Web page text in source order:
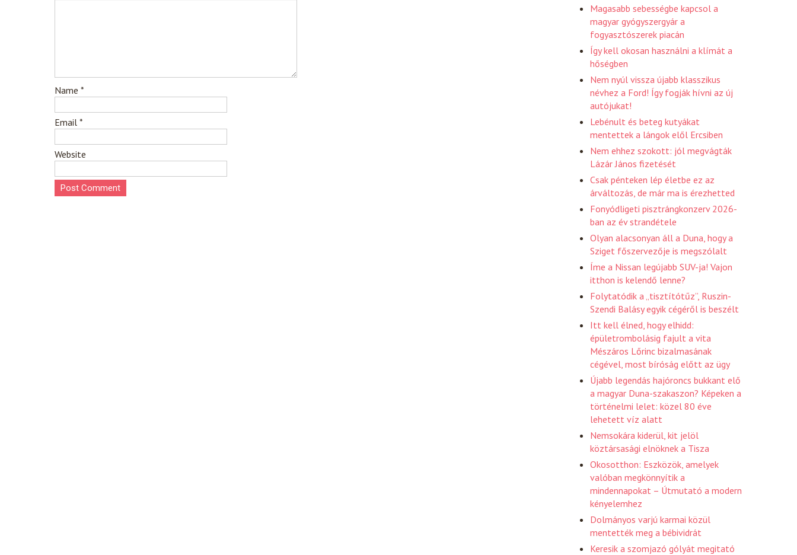
Name *
Email *
Website
Magasabb sebességbe kapcsol a
magyar gyógyszergyár a
fogyasztószerek piacán
Így kell okosan használni a klímát a
hőségben
Nem nyúl vissza újabb klasszikus
névhez a Ford! Így fogják hívni az új
autójukat!
Lebénult és beteg kutyákat
mentettek a lángok elől Ercsiben
Nem ehhez szokott: jól megvágták
Lázár János fizetését
Csak pénteken lép életbe ez az
árváltozás, de már ma is érezhetted
Fonyódligeti pisztrángkonzerv 2026-
ban az év strandétele
Olyan alacsonyan áll a Duna, hogy a
Sziget főszervezője is megszólalt
Íme a Nissan legújabb SUV-ja! Vajon
itthon is kelendő lenne?
Folytatódik a „tisztítótűz”, Ruszin-
Szendi Balásy egyik cégéről is beszélt
Itt kell élned, hogy elhidd:
épületrombolásig fajult a vita
Mészáros Lőrinc bizalmasának
cégével, most bíróság előtt az ügy
Újabb legendás hajóroncs bukkant elő
a magyar Duna-szakaszon? Képeken a
történelmi lelet: közel 80 éve
lehetett víz alatt
Nemsokára kiderül, kit jelöl
köztársasági elnöknek a Tisza
Okosotthon: Eszközök, amelyek
valóban megkönnyítik a
mindennapokat – Útmutató a modern
kényelemhez
Dolmányos varjú karmai közül
mentették meg a bébividrát
Keresik a szomjazó gólyát megitató